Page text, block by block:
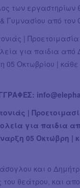
των εργαστηρίων
Γυμνασίου από τον
|
για παιδια από
05 Οκτωβρίου |
|
για παιδια
05 Οκτώβρη |
και ο
του θεάτρου, και